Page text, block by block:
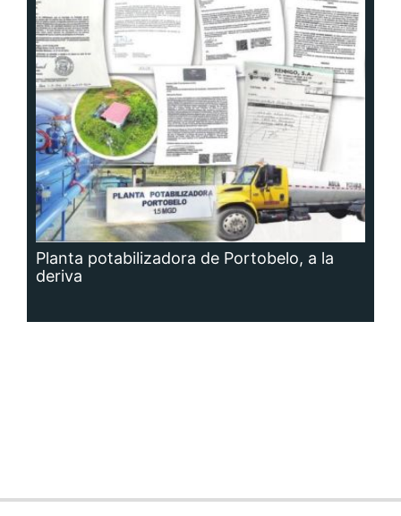
Planta potabilizadora de Portobelo, a la
deriva